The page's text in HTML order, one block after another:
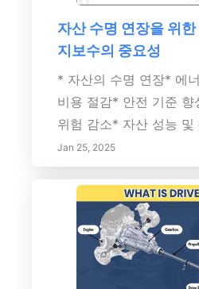
목표 설정 내용 개요: 아
를 통해 효과적인 시간
휘해주세요! 이 유명한
가지 주요 사분면— 긴급
중요하지만 긴급하지 않
만 중요하지 않은 작업,
중요하지도 않은 작업으
움을 줍니다. 작업의 우
방법을 이해함으로써 생
트레스를 최소화할 수
표 및 기한 설정, 시간 차
전략 지속 검토를 포함
상 생활에 도입하는 실
자산 수명 연장을 위
지보수의 중요성
* 자산의 수명 연장* 에
비용 절감* 안전 기준
위험 감소* 자산 성능 및
원 사기 및 동기 부여 증
력 및 환경 책임 지원*
가치 향상* 이해관계자
식 성과 개선정기 유지
감:* 자산 관리 및 긴급
절감* 생산 또는 서비스
한 예기치 않은 손실 방
Jan 25, 2025